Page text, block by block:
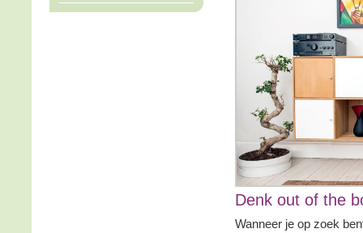
Denk out of the
Wanneer je op zoek